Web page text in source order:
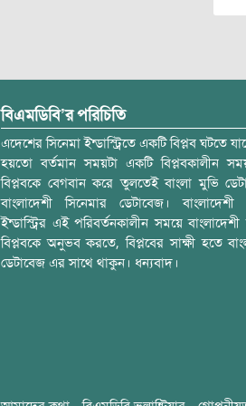
বিএমডিবি’র পরিচিতি
এদেশের সিনেমা ইন্ডাস্ট্রিতে একটি বিপ্লব ঘটতে
হয়তো বর্তমান সময়টা একটি বিপ্লবকালীন
বিপ্লবকে বেগবান করে তুলতেই বাংলা মুভি
বাংলাদেশী সিনেমার ডেটাবেজ। বাংলাদেশী
ইন্ডাস্ট্রির এই পরিবর্তনকালীন সময়ে বাংলাদেশী
বিপ্লবকে অনুভব করতে, বিপ্লবের সাক্ষী হতে
ডেটাবেজ এর সাথে থাকুন। ধন্যবাদ।